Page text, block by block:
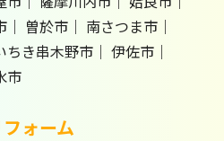
曽於市
南さつま市
ちき串木野市
伊佐市
市
ォーム